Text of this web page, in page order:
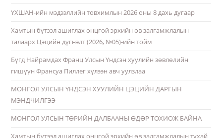
ҮХШАН-ийн мэдээллийн товхимлын 2026 оны 8 дахь дугаар
Хамтын бүтээл ашиглах онцгой эрхийн өв залгамжлалын
талаарх Цэцийн дүгнэлт (2026, №05)-ийн тойм
Бүгд Найрамдах Франц Улсын Үндсэн хуулийн зөвлөлийн
гишүүн Франсуа Пиллег хүлээн авч уулзлаа
МОНГОЛ УЛСЫН ҮНДСЭН ХУУЛИЙН ЦЭЦИЙН ДАРГЫН
МЭНДЧИЛГЭЭ
МОНГОЛ УЛСЫН ТӨРИЙН ДАЛБААНЫ ӨДӨР ТОХИОЖ БАЙНА
Хамтын бүтээл ашиглах онцгой эрхийн өв залгамжлалын тухай